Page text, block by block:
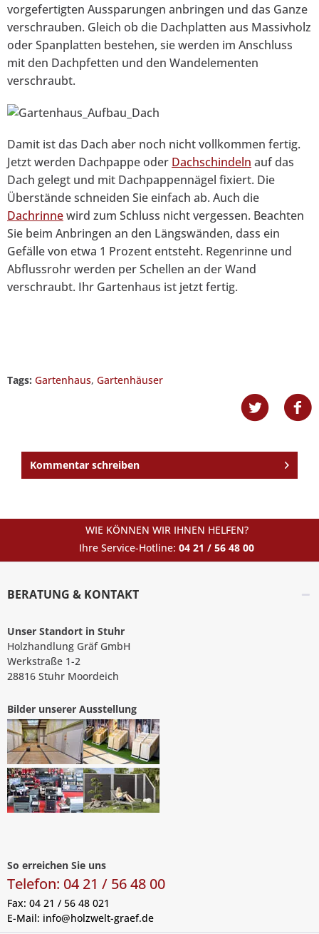
vorgefertigten Aussparungen anbringen und das Ganze
verschrauben. Gleich ob die Dachplatten aus Massivholz
oder Spanplatten bestehen, sie werden im Anschluss
mit den Dachpfetten und den Wandelementen
verschraubt.
Damit ist das Dach aber noch nicht vollkommen fertig.
Jetzt werden Dachpappe oder Dachschindeln auf das
Dach gelegt und mit Dachpappennägel fixiert. Die
Überstände schneiden Sie einfach ab. Auch die
Dachrinnewird zum Schluss nicht vergessen. Beachten
Sie beim Anbringen an den Längswänden, dass ein
Gefälle von etwa 1 Prozent entsteht. Regenrinne und
Abflussrohr werden per Schellen an der Wand
verschraubt. Ihr Gartenhaus ist jetzt fertig.
Tags: Gartenhaus, Gartenhäuser
Kommentar schreiben
WIE KÖNNEN WIR IHNEN HELFEN?
Ihre Service-Hotline: 04 21 / 56 48 00
BERATUNG & KONTAKT
Unser Standort in Stuhr
Holzhandlung Gräf GmbH
Werkstraße 1-2
28816 Stuhr Moordeich
Bilder unserer Ausstellung
So erreichen Sie uns
Telefon: 04 21 / 56 48 00
Fax: 04 21 / 56 48 021
E-Mail: info@holzwelt-graef.de